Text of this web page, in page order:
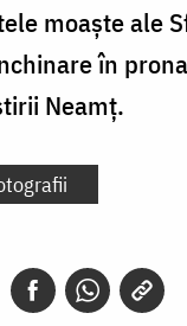
moaște ale
în
Neamț.